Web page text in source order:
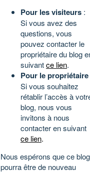
Pour les visiteurs :
Si vous avez des
questions, vous
pouvez contacter le
propriétaire du blog
suivantce lien.
Pour le propriétaire
Si vous souhaitez
rétablir l’accès à
blog, nous vous
invitons à nous
contacter en suivant
ce lien.
Nous espérons que ce blog
pourra être de nouveau